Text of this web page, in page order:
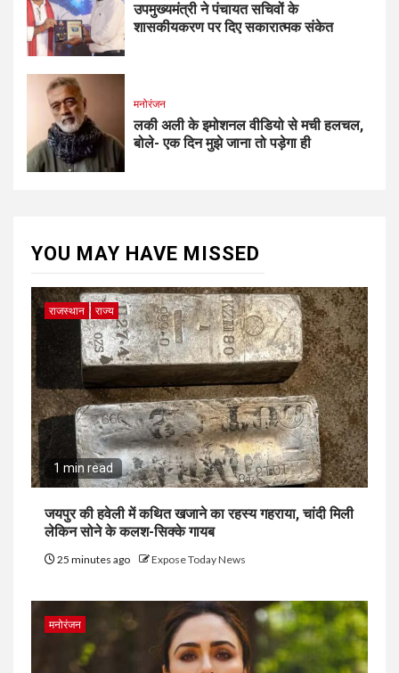
उपमुख्यमंत्री ने पंचायत सचिवों के
शासकीयकरण पर दिए सकारात्मक संकेत
मनोरंजन
लकी अली के इमोशनल वीडियो से मची हलचल,
बोले- एक दिन मुझे जाना तो पड़ेगा ही
YOU MAY HAVE MISSED
राजस्थान राज्य
1 min read
जयपुर की हवेली में कथित खजाने का रहस्य गहराया, चांदी मिली
लेकिन सोने के कलश-सिक्के गायब
25 minutes ago Expose Today News
मनोरंजन